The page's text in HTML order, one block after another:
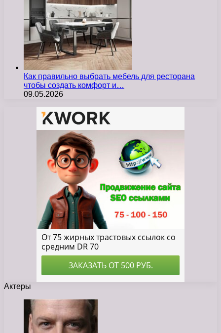
Как правильно выбрать мебель для ресторана
чтобы создать комфорт и…
09.05.2026
Актеры